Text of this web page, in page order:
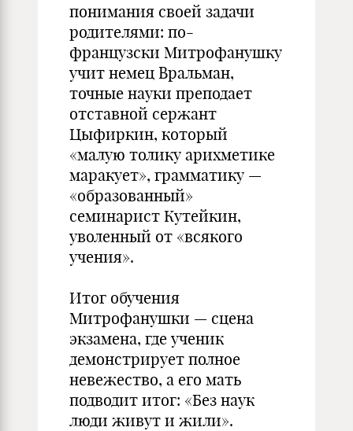
понимания своей задачи
родителями: по-
французски Митрофанушку
учит немец Вральман,
точные науки преподает
отставной сержант
Цыфиркин, который
«малую толику арихметике
маракует», грамматику —
«образованный»
семинарист Кутейкин,
уволенный от «всякого
учения».
Итог обучения
Митрофанушки — сцена
экзамена, где ученик
демонстрирует полное
невежество, а его мать
подводит итог: «Без наук
люди живут и жили».